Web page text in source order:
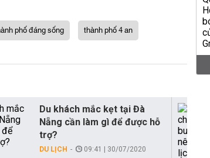
phố đáng sống thành phố 4 an
Du khách mắc kẹt tại Đà
Nẵng cần làm gì để được hỗ
trợ?
DU LỊCH 09:41 | 30/07/2020